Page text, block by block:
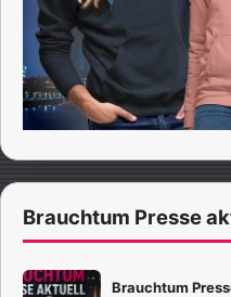
Brauchtum Presse
Brauchtum